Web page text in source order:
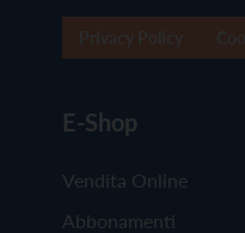
E-Shop
Vendita Online
Abbonamenti